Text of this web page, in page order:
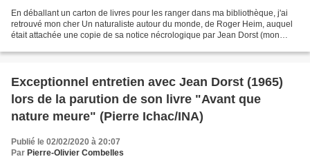
En déballant un carton de livres pour les ranger dans ma bibliothèque, j'ai
retrouvé mon cher Un naturaliste autour du monde, de Roger Heim, auquel
était attachée une copie de sa notice nécrologique par Jean Dorst (mon
Exceptionnel entretien avec Jean Dorst (1965)
lors de la parution de son livre "Avant que
nature meure" (Pierre Ichac/INA)
Publié le 02/02/2020 à 20:07
Par Pierre-Olivier Combelles